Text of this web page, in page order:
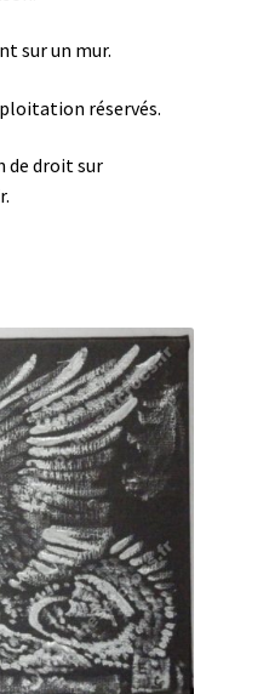
sur un mur.
réservés.
de droit sur